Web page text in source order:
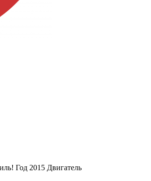
Год 2015 Двигатель